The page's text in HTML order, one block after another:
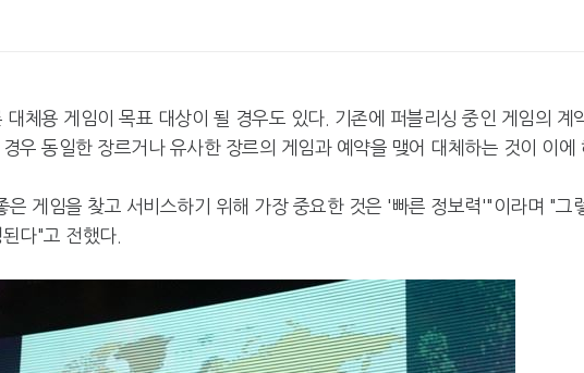
체용 게임이 목표 대상이 될 경우도 있다. 기존에 퍼블리싱 중인 게임의 계
우 동일한 장르거나 유사한 장르의 게임과 예약을 맺어 대체하는 것이 이에
은 게임을 찾고 서비스하기 위해 가장 중요한 것은 '빠른 정보력'"이라며 "그
다"고 전했다.
원 기록